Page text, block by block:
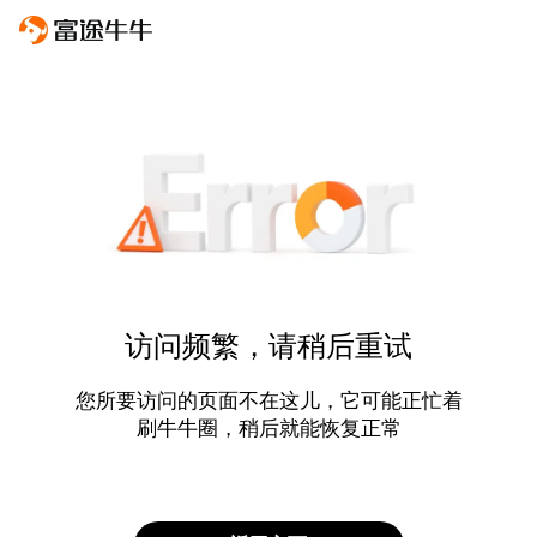
访问频繁，请稍后重试
您所要访问的页面不在这儿，它可能正忙着
刷牛牛圈，稍后就能恢复正常